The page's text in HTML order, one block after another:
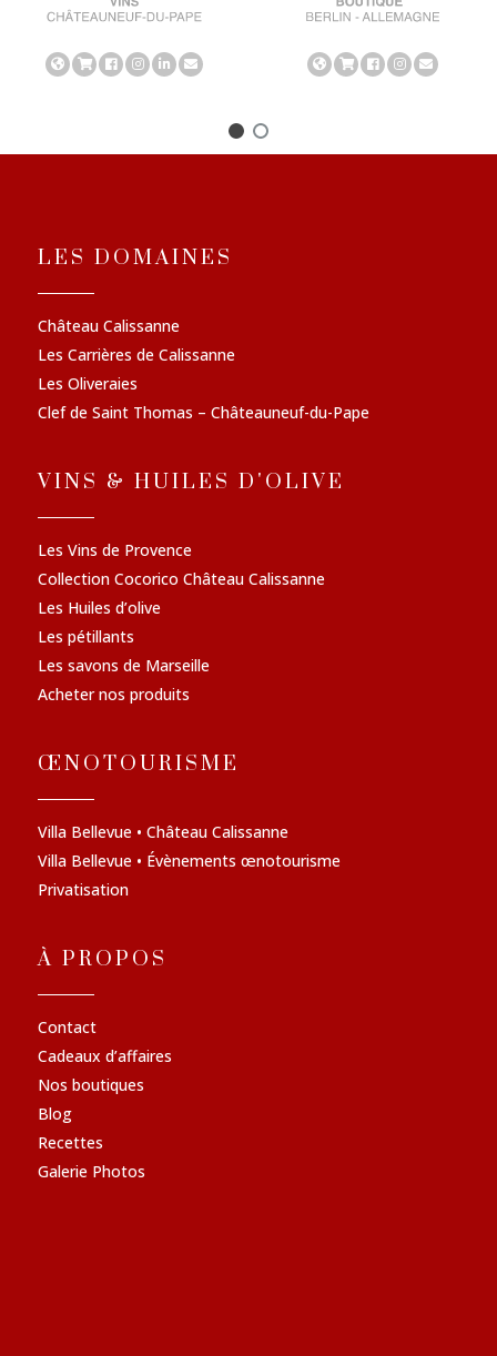
LES DOMAINES
Château Calissanne
Les Carrières de Calissanne
Les Oliveraies
Clef de Saint Thomas – Châteauneuf-du-Pape
VINS & HUILES D'OLIVE
Les Vins de Provence
Collection Cocorico Château Calissanne
Les Huiles d’olive
Les pétillants
Les savons de Marseille
Acheter nos produits
ŒNOTOURISME
Villa Bellevue • Château Calissanne
Villa Bellevue • Évènements œnotourisme
Privatisation
À PROPOS
Contact
Cadeaux d’affaires
Nos boutiques
Blog
Recettes
Galerie Photos